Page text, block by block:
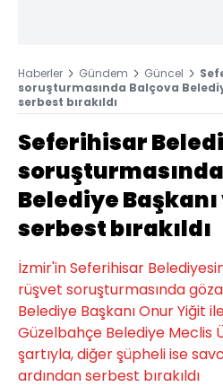
Haberler Gündem Güncel
soruşturmasında Balçova
serbest bırakıldı
Seferihisar
Belediye
serbest bırakıldı
İzmir'in Seferihisar
rüşvet soruşturmasında
Belediye Başkanı Onur Yiğit
Güzelbahçe Belediye Meclis
şartıyla, diğer şüpheli ise
ardından serbest bırakıldı